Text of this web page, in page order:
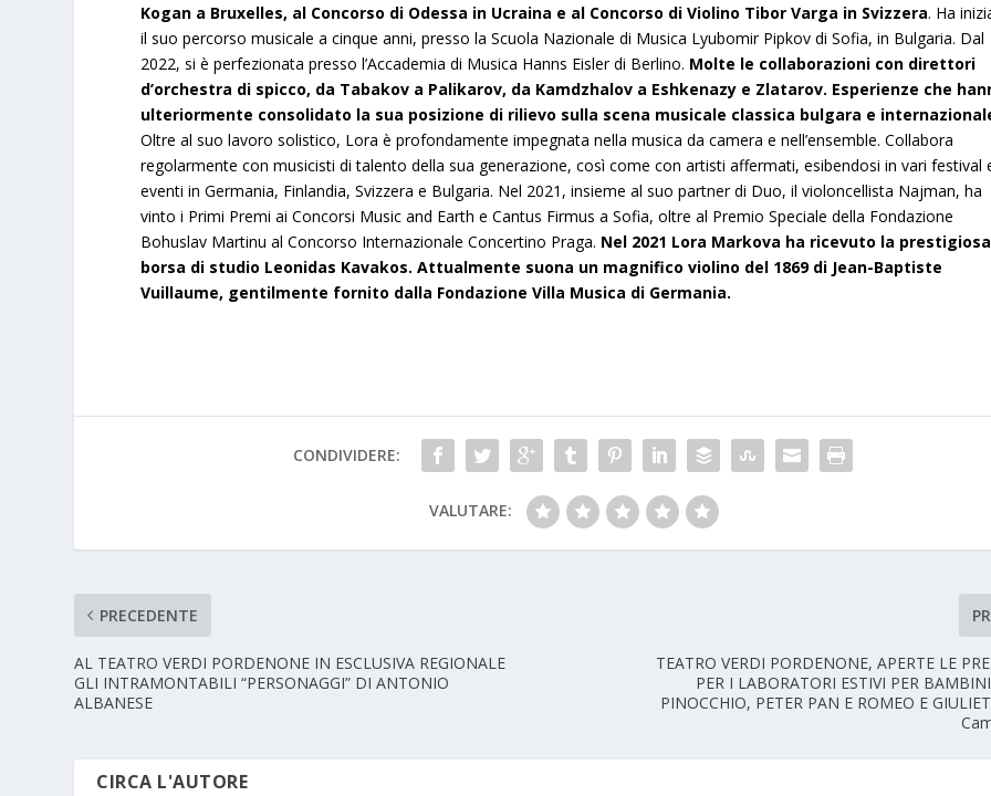
Kogan a Bruxelles, al Concorso di Odessa in Ucraina e al Concorso di Violino Tibor Varga in Svizzera. Ha
il suo percorso musicale a cinque anni, presso la Scuola Nazionale di Musica Lyubomir Pipkov di Sofia, in Bulgaria. Dal
2022, si è perfezionata presso l’Accademia di Musica Hanns Eisler di Berlino. Molte le collaborazioni con direttori
d’orchestra di spicco, da Tabakov a Palikarov, da Kamdzhalov a Eshkenazy e Zlatarov. Esperienze che
ulteriormente consolidato la sua posizione di rilievo sulla scena musicale classica bulgara e
Oltre al suo lavoro solistico, Lora è profondamente impegnata nella musica da camera e nell’ensemble. Collabora
regolarmente con musicisti di talento della sua generazione, così come con artisti affermati, esibendosi in vari festival
eventi in Germania, Finlandia, Svizzera e Bulgaria. Nel 2021, insieme al suo partner di Duo, il violoncellista Najman, ha
vinto i Primi Premi ai Concorsi Music and Earth e Cantus Firmus a Sofia, oltre al Premio Speciale della Fondazione
Bohuslav Martinu al Concorso Internazionale Concertino Praga. Nel 2021 Lora Markova ha ricevuto la prestigiosa
borsa di studio Leonidas Kavakos. Attualmente suona un magnifico violino del 1869 di Jean-Baptiste
Vuillaume, gentilmente fornito dalla Fondazione Villa Musica di Germania.
CONDIVIDERE:
VALUTARE:
PRECEDENTE
AL TEATRO VERDI PORDENONE IN ESCLUSIVA REGIONALE
GLI INTRAMONTABILI “PERSONAGGI” DI ANTONIO
ALBANESE
TEATRO VERDI PORDENONE, APERTE LE
PER I LABORATORI ESTIVI PER
PINOCCHIO, PETER PAN E ROMEO E
CIRCA L'AUTORE